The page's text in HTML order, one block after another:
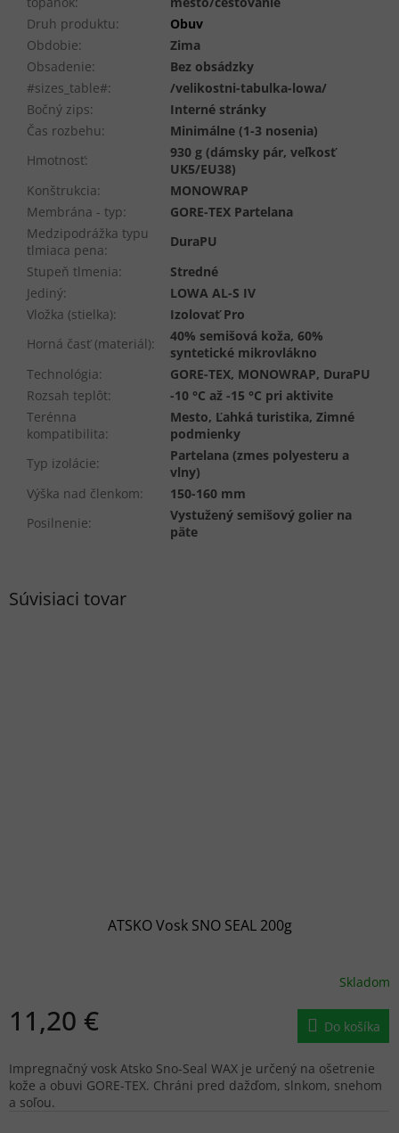
Súvisiaci tovar
ATSKO Vosk SNO SEAL 200g
Skladom
11,20 € Do košíka
Impregnačný vosk Atsko Sno-Seal WAX je určený na ošetrenie
kože a obuvi GORE-TEX. Chráni pred dažďom, slnkom, snehom
a soľou.
Druh produktu:
Obuv
Obdobie:
Zima
Obsadenie:
Bez obsádzky
#sizes_table#:
/velikostni-tabulka-lowa/
Bočný zips:
Interné stránky
Čas rozbehu:
Minimálne (1-3 nosenia)
Hmotnosť:
930 g (dámsky pár, veľkosť
UK5/EU38)
Konštrukcia:
MONOWRAP
Membrána - typ:
GORE-TEX Partelana
Medzipodrážka typu
tlmiaca pena:
DuraPU
Stupeň tlmenia:
Stredné
Jediný:
LOWA AL-S IV
Vložka (stielka):
Izolovať Pro
Horná časť (materiál):
40% semišová koža, 60%
syntetické mikrovlákno
Technológia:
GORE-TEX, MONOWRAP, DuraPU
Rozsah teplôt:
-10 °C až -15 °C pri aktivite
Terénna
kompatibilita:
Mesto, Ľahká turistika, Zimné
podmienky
Typ izolácie:
Partelana (zmes polyesteru a
vlny)
Výška nad členkom:
150-160 mm
Posilnenie:
Vystužený semišový golier na
päte